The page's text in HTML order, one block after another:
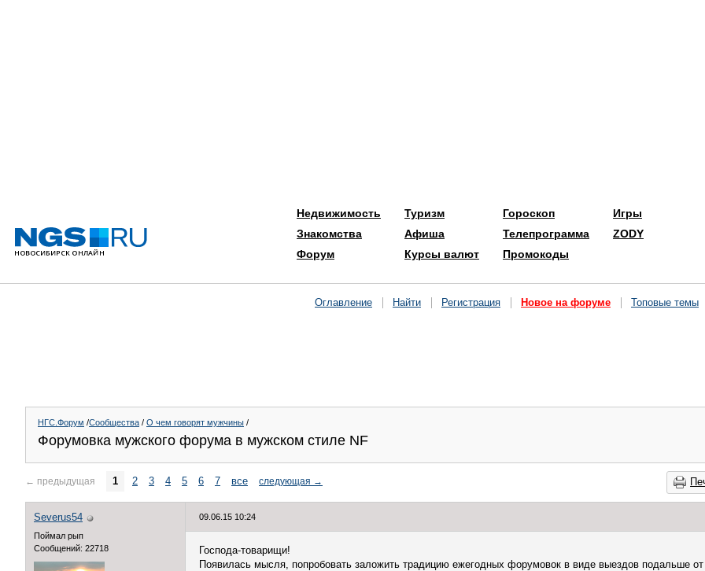
Недвижимость
Знакомства
Форум
Туризм
Афиша
Курсы валют
Гороскоп
Телепрограмма
Промокоды
Игры
ZODY
Оглавление Найти Регистрация Новое на форуме Топовые темы
НГС.Форум /Сообщества / О чем говорят мужчины /
Форумовка мужского форума в мужском стиле NF
← предыдущая 1 2 3 4 5 6 7 все следующая →
Severus54
Поймал рып
Сообщений: 22718
09.06.15 10:24
Господа-товарищи!
Появилась мысля, попробовать заложить традицию ежегодных форумовок в виде выездов подальше от